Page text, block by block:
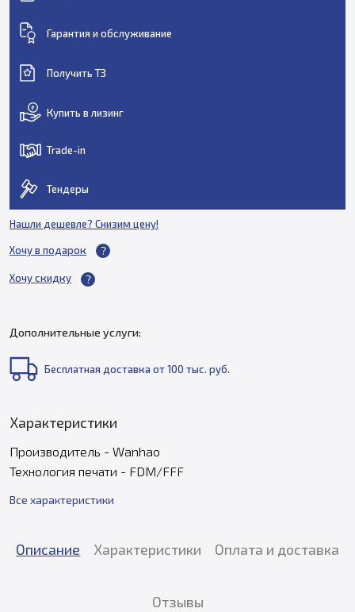
Гарантия и обслуживание
Получить ТЗ
Купить в лизинг
Trade-in
Тендеры
Нашли дешевле? Снизим цену!
Хочу в подарок
Хочу скидку
Дополнительные услуги:
Бесплатная доставка от 100 тыс. руб.
Характеристики
Производитель - Wanhao
Технология печати - FDM/FFF
Все характеристики
Описание Характеристики Оплата и доставка
Отзывы